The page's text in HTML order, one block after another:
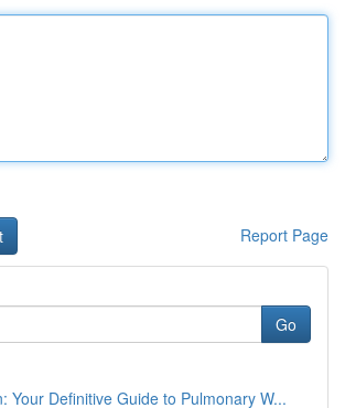
Report Page
Go
Your Definitive Guide to Pulmonary W...